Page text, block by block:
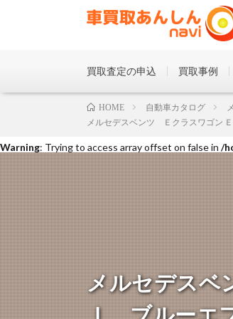
: Trying to access array offset on false in /
: Trying to access array offset on false in/
Warning: Trying to access array offset on false in /
買取査定の申込 買取事例
メルセデス
HOME 自動車カタログ
メルセデスベンツ Ｅクラスワゴン